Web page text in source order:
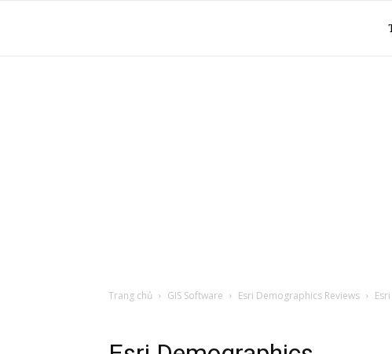
Trang chủ GIS Software Esri Demographics Reviews